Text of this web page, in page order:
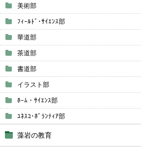
美術部
ﾌｨｰﾙﾄﾞ･ｻｲｴﾝｽ部
華道部
茶道部
書道部
イラスト部
ﾎｰﾑ・ｻｲｴﾝｽ部
ﾕﾈｽｺ･ﾎﾞﾗﾝﾃｨｱ部
藻岩の教育